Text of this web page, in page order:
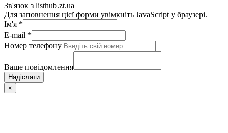
Зв'язок з listhub.zt.ua
Для заповнення цієї форми увімкніть JavaScript у браузері.
Ім'я *
E-mail *
Номер телефону
Ваше повідомлення
Надіслати
×